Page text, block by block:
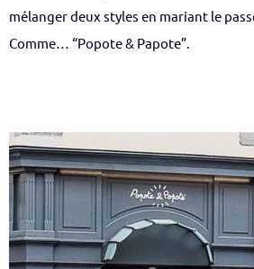
mélanger deux styles en mariant le
Comme… “Popote & Papote”.